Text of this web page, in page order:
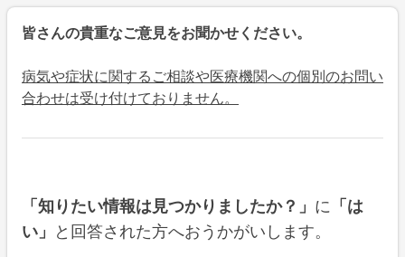
皆さんの貴重なご意見をお聞かせください。
病気や症状に関するご相談や医療機関への個別のお問い
合わせは受け付けておりません。
「知りたい情報は見つかりましたか？」 に 「は
い」 と回答された方へおうかがいします。